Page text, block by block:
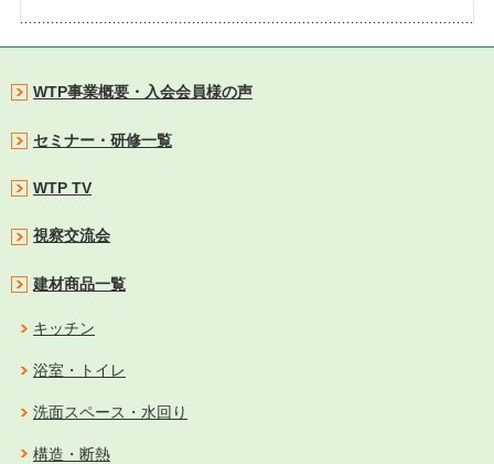
WTP事業概要・入会会員様の声
セミナー・研修一覧
WTP TV
視察交流会
建材商品一覧
キッチン
浴室・トイレ
洗面スペース・水回り
構造・断熱